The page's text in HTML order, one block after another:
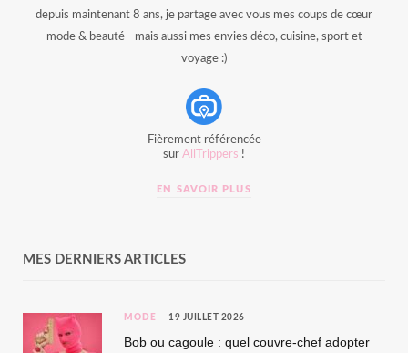
depuis maintenant 8 ans, je partage avec vous mes coups de cœur
mode & beauté - mais aussi mes envies déco, cuisine, sport et
voyage :)
Fièrement référencée
sur AllTrippers !
EN SAVOIR PLUS
MES DERNIERS ARTICLES
MODE 19 JUILLET 2026
Bob ou cagoule : quel couvre-chef adopter